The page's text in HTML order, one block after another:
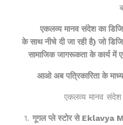
एकलव्य मानव संदेश का
के साथ नीचे दी जा रही है) जो
सामाजिक जागरूकता के कार्य में
आओ अब पत्रिकारिता के
एकलव्य मानव
1. गूगल प्ले स्टोर से Eklavya